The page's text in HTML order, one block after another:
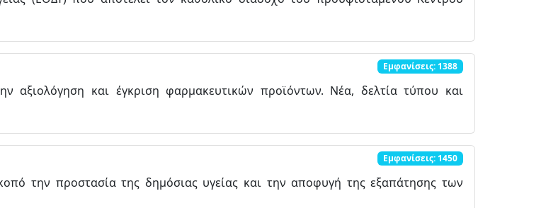
Εμφανίσεις: 1388
αξιολόγηση και έγκριση φαρμακευτικών προϊόντων. Νέα, δελτία τύπου και
Εμφανίσεις: 1450
την προστασία της δημόσιας υγείας και την αποφυγή της εξαπάτησης των